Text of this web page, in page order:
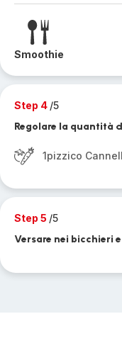
Smoothie
Step 4 /5
Regolare la quantità
1pizzico
Step 5 /5
Versare nei bicchieri